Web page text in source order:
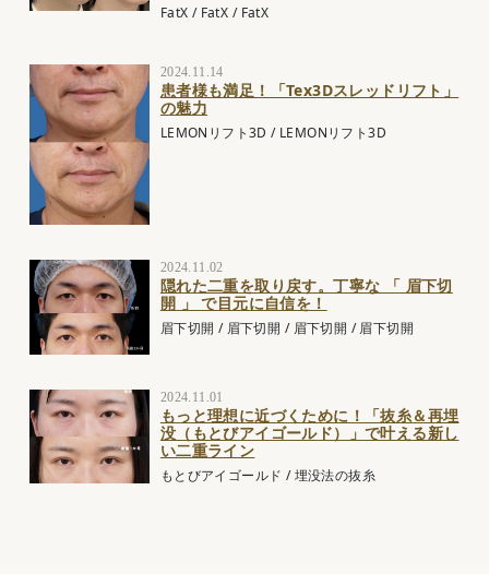
FatX / FatX / FatX
2024.11.14
患者様も満足！「Tex3Dスレッドリフト」
の魅力
LEMONリフト3D / LEMONリフト3D
2024.11.02
隠れた二重を取り戻す。丁寧な 「 眉下切
開 」 で目元に自信を！
眉下切開 / 眉下切開 / 眉下切開 /眉下切開
2024.11.01
もっと理想に近づくために！「抜糸＆再埋
没（もとびアイゴールド）」で叶える新し
い二重ライン
もとびアイゴールド /埋没法の抜糸